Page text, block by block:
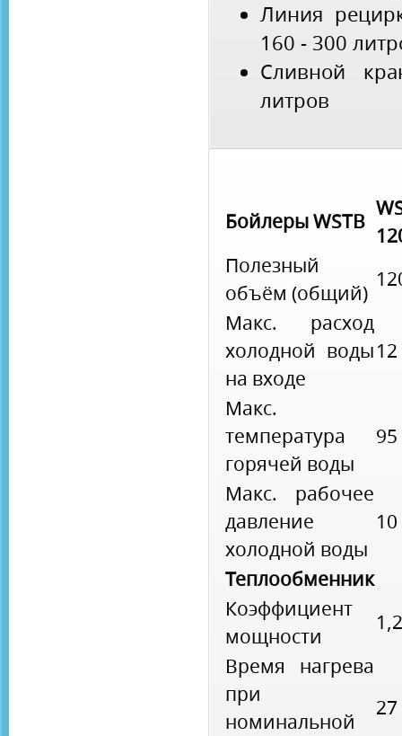
Линия
160 - 300
Сливной
литров
Бойлеры WSTB
Полезный
объём (общий)
Макс. расход
холодной воды
на входе
12
Макс.
температура
горячей воды
95
Макс. рабочее
давление
холодной воды
10
Теплообменник
Коэффициент
мощности
1,2
Время нагрева
при
номинальной
27